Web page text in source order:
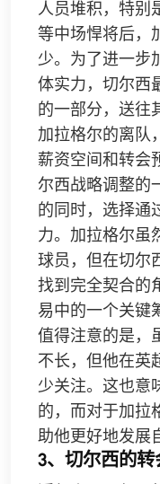
人员堆积，特别
等中场悍将后，
少。为了进一步
体实力，切尔西
的一部分，送往
加拉格尔的离队
薪资空间和转会
尔西战略调整的
的同时，选择通
力。加拉格尔虽
球员，但在切尔
找到完全契合的
易中的一个关键
值得注意的是，
不长，但他在英
少关注。这也意
的，而对于加拉
助他更好地发展
3、切尔西的转